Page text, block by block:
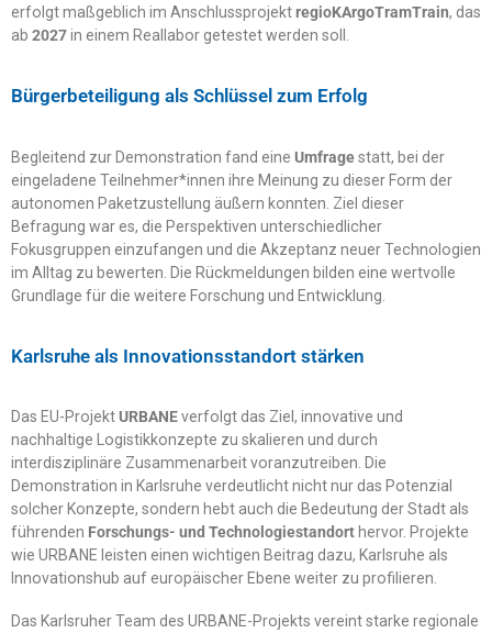
erfolgt maßgeblich im AnschlussprojektregioKArgoTramTrain, das
ab 2027in einem Reallabor getestet werden soll.
Bürgerbeteiligung als Schlüssel zum Erfolg
Begleitend zur Demonstration fand eine Umfragestatt, bei der
eingeladene Teilnehmer*innen ihre Meinung zu dieser Form der
autonomen Paketzustellung äußern konnten. Ziel dieser
Befragung war es, die Perspektiven unterschiedlicher
Fokusgruppen einzufangen und die Akzeptanz neuer Technologien
im Alltag zu bewerten. Die Rückmeldungen bilden eine wertvolle
Grundlage für die weitere Forschung und Entwicklung.
Karlsruhe als Innovationsstandort stärken
Das EU-ProjektURBANEverfolgt das Ziel, innovative und
nachhaltige Logistikkonzepte zu skalieren und durch
interdisziplinäre Zusammenarbeit voranzutreiben. Die
Demonstration in Karlsruhe verdeutlicht nicht nur das Potenzial
solcher Konzepte, sondern hebt auch die Bedeutung der Stadt als
führenden Forschungs- und Technologiestandort hervor. Projekte
wie URBANE leisten einen wichtigen Beitrag dazu, Karlsruhe als
Innovationshub auf europäischer Ebene weiter zu profilieren.
Das Karlsruher Team des URBANE-Projekts vereint starke regionale